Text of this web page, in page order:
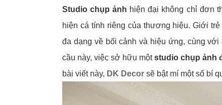
Studio chụp ảnh hiện đại không chỉ đơn
hiện cá tính riêng của thương hiệu. Giới
đa dạng về bối cảnh và hiệu ứng, cùng
cầu này, việc sở hữu mộtstudio chụp ảnh
bài viết này, DK Decor sẽ bật mí một số bí